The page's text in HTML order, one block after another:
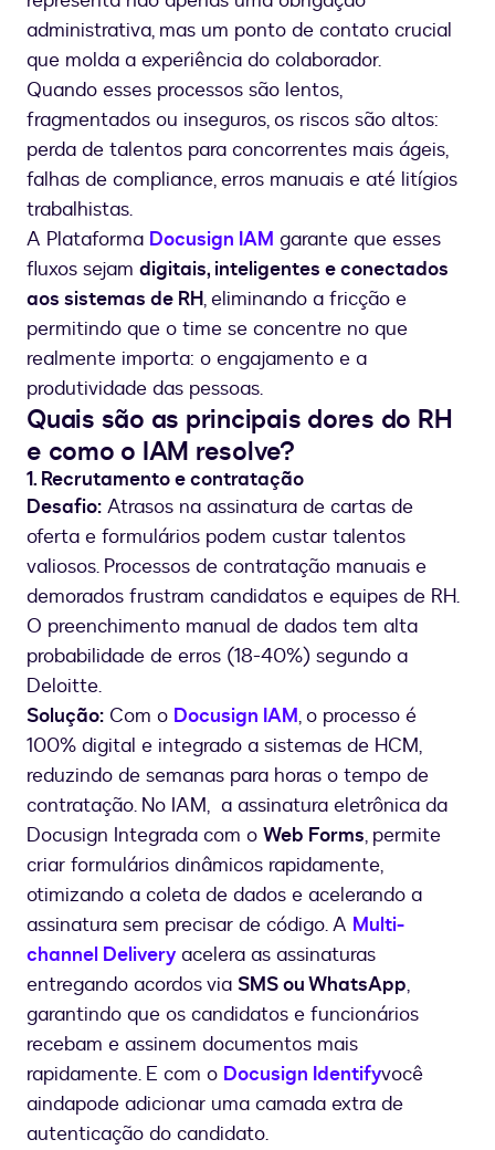
administrativa, mas um ponto de contato crucial
que molda a experiência do colaborador.
Quando esses processos são lentos,
fragmentados ou inseguros, os riscos são altos:
perda de talentos para concorrentes mais ágeis,
falhas de compliance, erros manuais e até litígios
trabalhistas.
A Plataforma Docusign IAM garante que esses
fluxos sejam digitais, inteligentes e conectados
aos sistemas de RH, eliminando a fricção e
permitindo que o time se concentre no que
realmente importa: o engajamento e a
produtividade das pessoas.
Quais são as principais dores do RH
e como o IAM resolve?
1. Recrutamento e contratação
Desafio: Atrasos na assinatura de cartas de
oferta e formulários podem custar talentos
valiosos. Processos de contratação manuais e
demorados frustram candidatos e equipes de RH.
O preenchimento manual de dados tem alta
probabilidade de erros (18-40%) segundo a
Deloitte.
Solução: Com o Docusign IAM, o processo é
100% digital e integrado a sistemas de HCM,
reduzindo de semanas para horas o tempo de
contratação. No IAM, a assinatura eletrônica da
Docusign Integrada com o Web Forms, permite
criar formulários dinâmicos rapidamente,
otimizando a coleta de dados e acelerando a
assinatura sem precisar de código. A Multi-
channel Delivery acelera as assinaturas
entregando acordos via SMS ou WhatsApp,
garantindo que os candidatos e funcionários
recebam e assinem documentos mais
rapidamente. E com o Docusign Identifyvocê
aindapode adicionar uma camada extra de
autenticação do candidato.